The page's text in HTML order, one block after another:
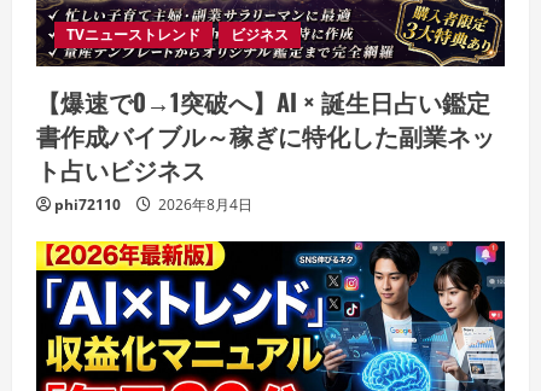
TVニューストレンド ビジネス
【爆速で0→1突破へ】AI × 誕生日占い鑑定
書作成バイブル～稼ぎに特化した副業ネッ
ト占いビジネス
phi72110 2026年8月4日